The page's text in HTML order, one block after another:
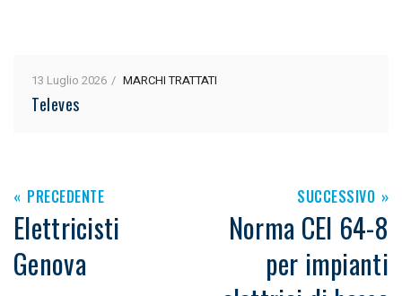
13 Luglio 2026 MARCHI TRATTATI
Televes
PRECEDENTE
Elettricisti
Genova
SUCCESSIVO
Norma CEI 64-8
per impianti